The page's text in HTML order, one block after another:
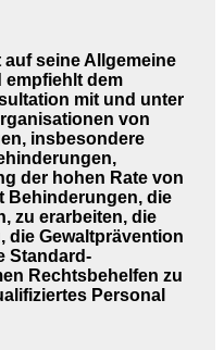
seine Allgemeine
empfiehlt dem
mit und unter
von
insbesondere
der hohen Rate von
Behinderungen, die
zu erarbeiten, die
die Gewaltprävention
Standard-
Rechtsbehelfen zu
Personal